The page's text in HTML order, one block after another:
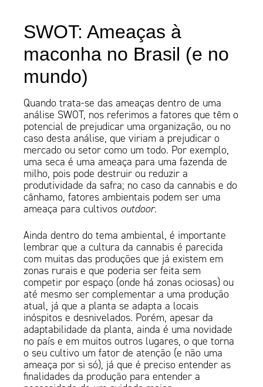
SWOT: Ameaças à
maconha no Brasil (e no
mundo)
Quando trata-se das ameaças dentro de uma
análise SWOT, nos referimos a fatores que têm o
potencial de prejudicar uma organização, ou no
caso desta análise, que viriam a prejudicar o
mercado ou setor como um todo. Por exemplo,
uma seca é uma ameaça para uma fazenda de
milho, pois pode destruir ou reduzir a
produtividade da safra; no caso da cannabis e do
cânhamo, fatores ambientais podem ser uma
ameaça para cultivos outdoor.
Ainda dentro do tema ambiental, é importante
lembrar que a cultura da cannabis é parecida
com muitas das produções que já existem em
zonas rurais e que poderia ser feita sem
competir por espaço (onde há zonas ociosas) ou
até mesmo ser complementar a uma produção
atual, já que a planta se adapta a locais
inóspitos e desnivelados. Porém, apesar da
adaptabilidade da planta, ainda é uma novidade
no país e em muitos outros lugares, o que torna
o seu cultivo um fator de atenção (e não uma
ameaça por si só), já que é preciso entender as
finalidades da produção para entender a